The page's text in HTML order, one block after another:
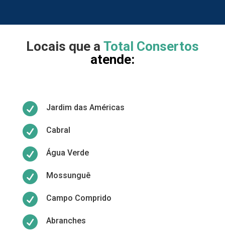
Locais que a Total Consertos
atende:
 Jardim das Américas
 Cabral
 Água Verde
 Mossunguê
 Campo Comprido
 Abranches